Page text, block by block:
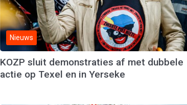
Nieuws
KOZP sluit demonstraties af met dubbele
actie op Texel en in Yerseke